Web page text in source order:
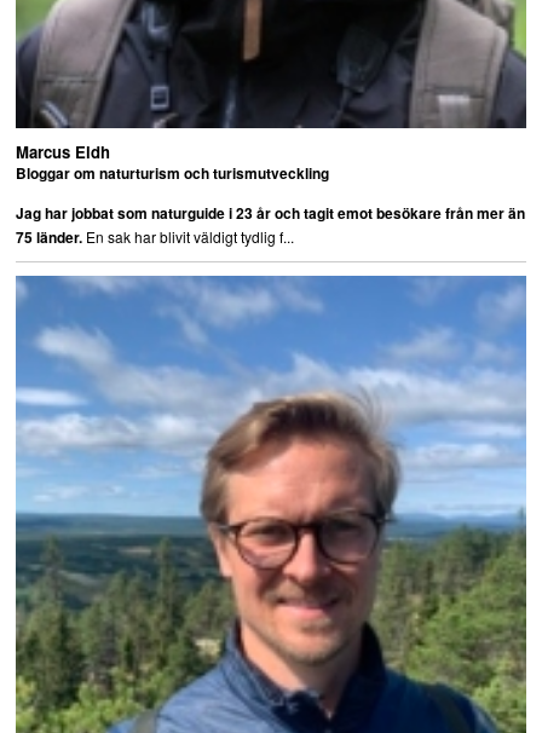
Marcus Eldh
Bloggar om naturturism och turismutveckling
Jag har jobbat som naturguide i 23 år och tagit emot besökare från mer än
75 länder.En sak har blivit väldigt tydlig f...